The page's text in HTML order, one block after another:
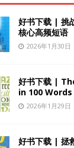
好书下载 | 挑
核心高频短语
2026年1月30日
好书下载 |
in 100 Words
2026年1月29日
好书下载 | 拯